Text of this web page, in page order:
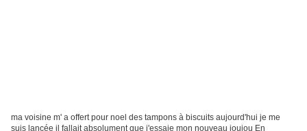
ma voisine m' a offert pour noel des tampons à biscuits aujourd'hui je me
suis lancée il fallait absolument que j'essaie mon nouveau joujou En